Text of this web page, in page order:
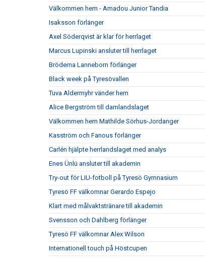
Välkommen hem - Amadou Junior Tandia
Isaksson förlänger
Axel Söderqvist är klar för herrlaget
Marcus Lupinski ansluter till herrlaget
Bröderna Lanneborn förlänger
Black week på Tyresövallen
Tuva Aldermyhr vänder hem
Alice Bergström till damlandslaget
Välkommen hem Mathilde Sörhus-Jordanger
Kasström och Fanous förlänger
Carlén hjälpte herrlandslaget med analys
Enes Ünlü ansluter till akademin
Try-out för LIU-fotboll på Tyresö Gymnasium
Tyresö FF välkomnar Gerardo Espejo
Klart med målvaktstränare till akademin
Svensson och Dahlberg förlänger
Tyresö FF välkomnar Alex Wilson
Internationell touch på Höstcupen